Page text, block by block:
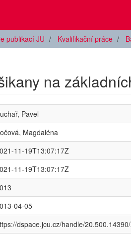
publikací JU Kvalifikační práce
na
Pavel
Magdaléna
11-19T13:07:17Z
11-19T13:07:17Z
04-05
dspace.jcu.cz/handle/